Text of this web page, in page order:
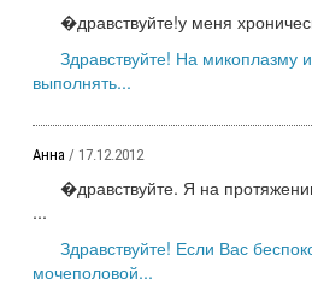
�дравствуйте!у меня
Здравствуйте! На микоплазму
выполнять...
Анна / 17.12.2012
�дравствуйте. Я на
...
Здравствуйте! Если Вас
мочеполовой...